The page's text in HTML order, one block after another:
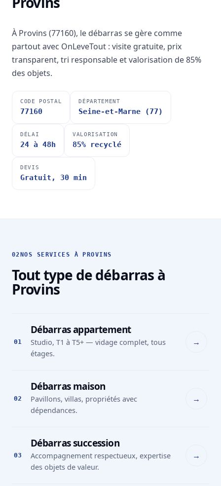
À Provins (77160), le débarras se gère comme
partout avec OnLeveTout : visite gratuite, prix
transparent, tri responsable et valorisation de 85%
des objets.
CODE POSTAL
77160
DÉPARTEMENT
Seine-et-Marne (77)
DÉLAI
24 à 48h
VALORISATION
85% recyclé
DEVIS
Gratuit, 30 min
02 NOS SERVICES À PROVINS
Tout type de débarras à
Provins
01
Débarras appartement
Studio, T1 à T5+ — vidage complet, tous
étages.
→
02
Débarras maison
Pavillons, villas, propriétés avec
dépendances.
→
03
Débarras succession
Accompagnement respectueux, expertise
des objets de valeur.
→